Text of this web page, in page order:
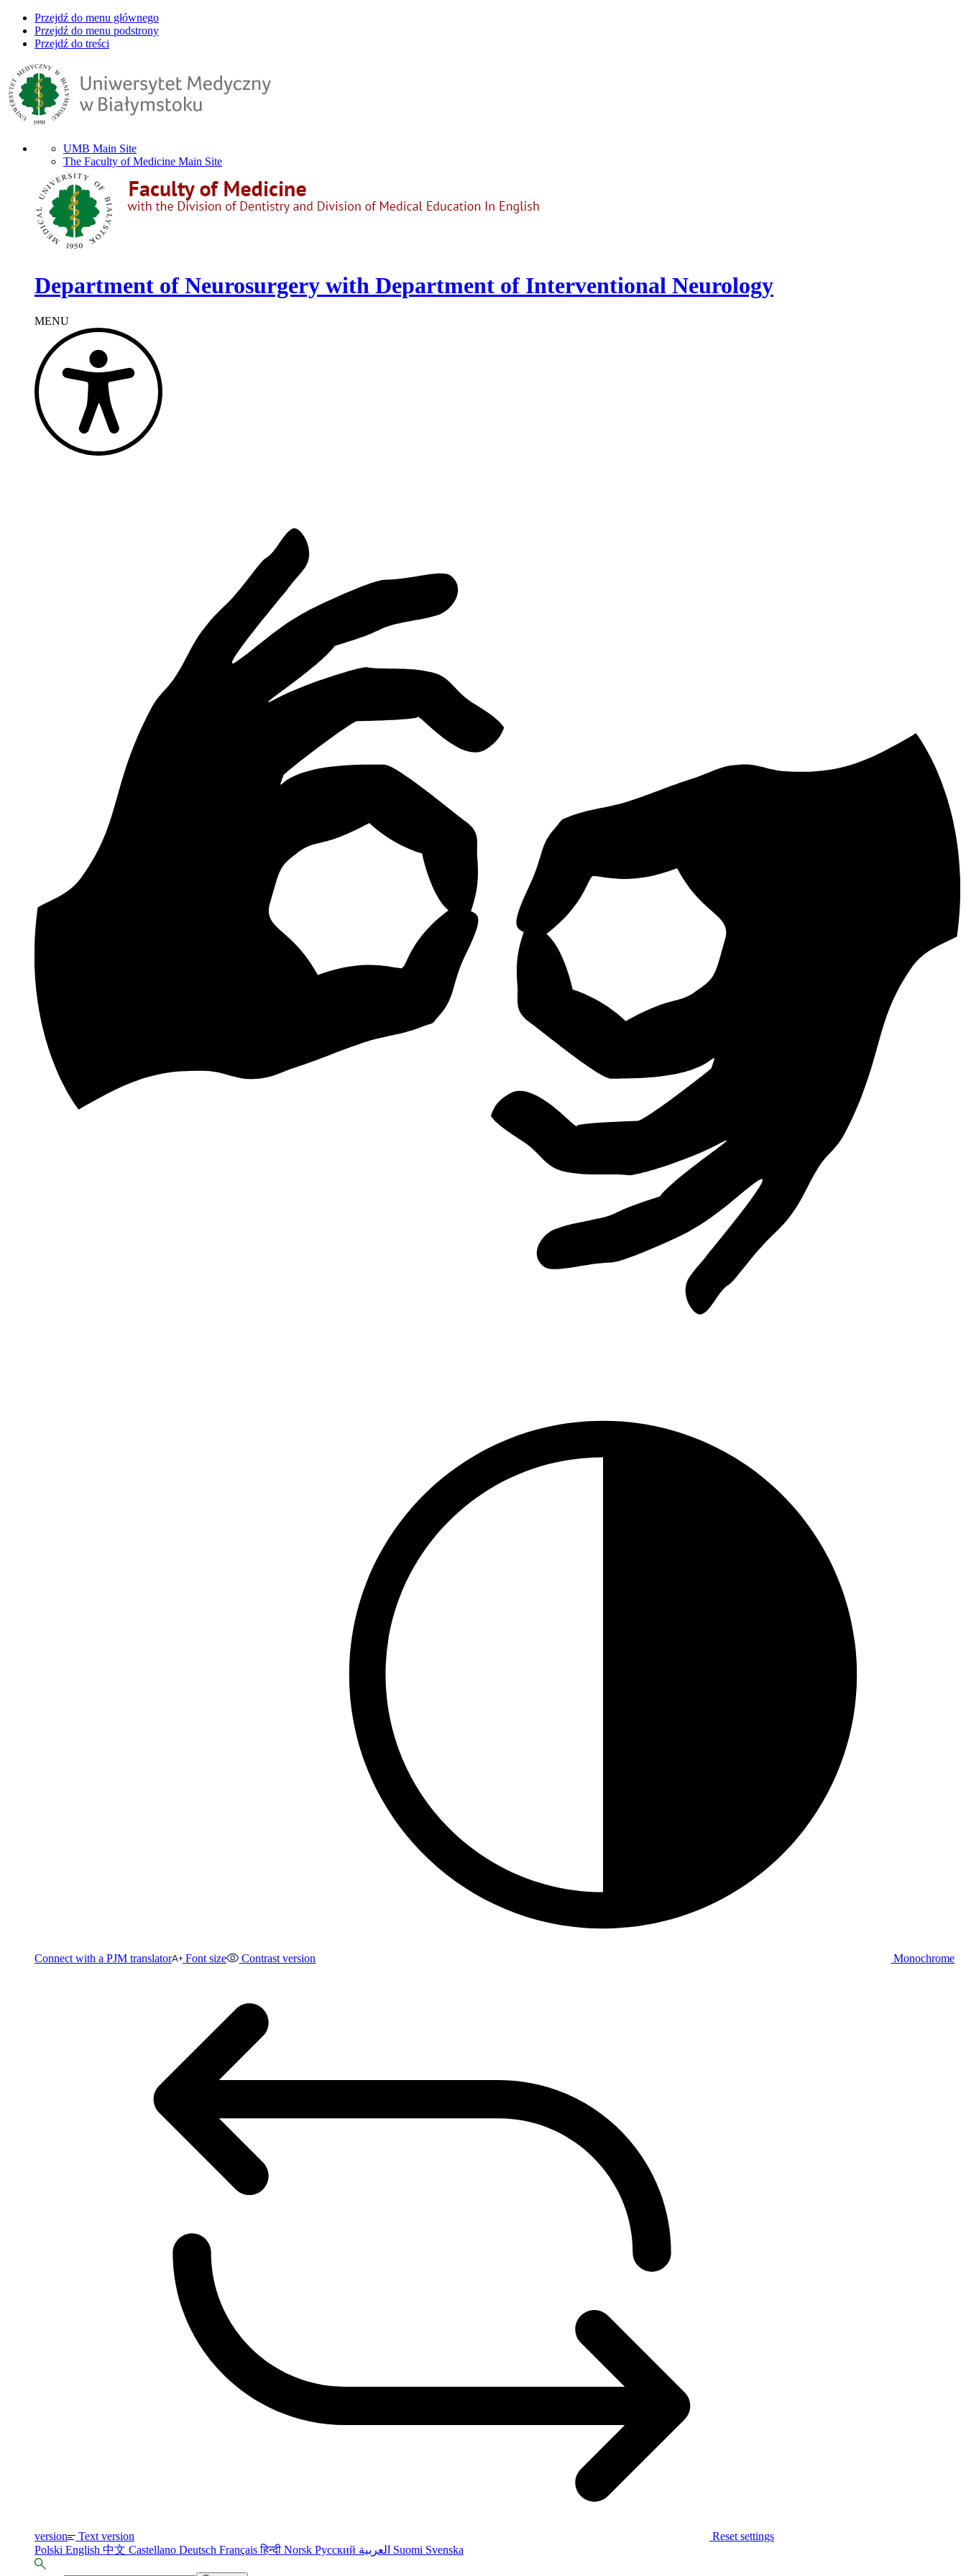
Przejdź do menu głównego
Przejdź do menu podstrony
Przejdź do treści
UMB Main Site
The Faculty of Medicine Main Site
Department of Neurosurgery with Department of Interventional Neurology
MENU
Connect with a PJM translator Font size Contrast version Monochrome
version Text version
Reset settings
Polski English 中文 Castellano Deutsch Françaisहिन्दी Norsk Русский Suomi Svenska